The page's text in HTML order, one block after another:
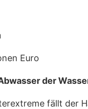
Euro
der
fällt der